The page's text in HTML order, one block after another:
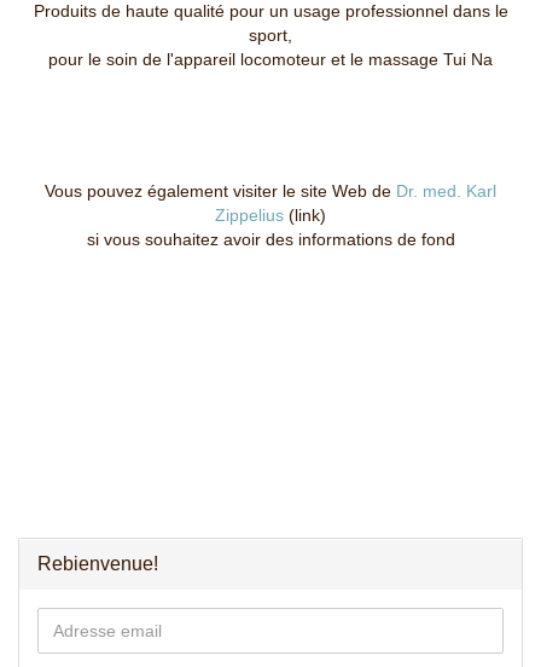
Produits de haute qualité pour un usage professionnel dans le
sport,
pour le soin de l'appareil locomoteur et le massage Tui Na
Vous pouvez également visiter le site Web de Dr. med. Karl
Zippelius (link)
si vous souhaitez avoir des informations de fond
Rebienvenue!
Adresse
email